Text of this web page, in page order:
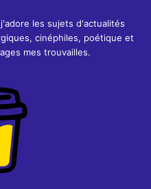
les sujets d'actualités
cinéphiles, poétique et
mes trouvailles.